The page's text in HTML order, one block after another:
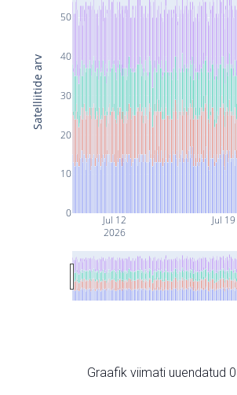
Jul 12
2026
Jul 19
0
10
20
30
40
50
Satelliitide arv
Graafik viimati uuendatud